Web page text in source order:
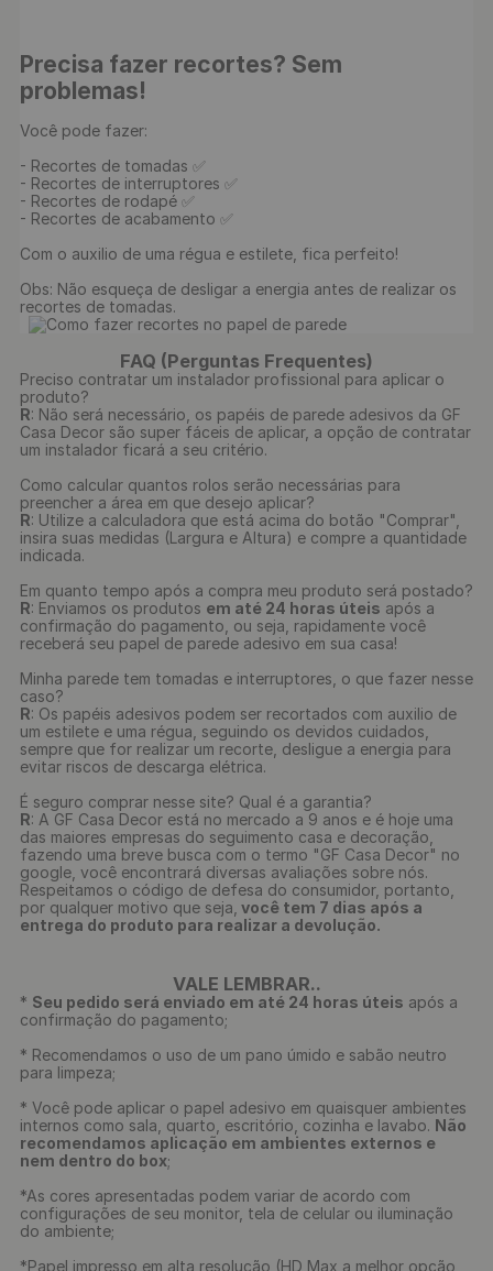
Precisa fazer recortes? Sem
problemas!
Você pode fazer:
- Recortes de tomadas ✅
- Recortes de interruptores ✅
- Recortes de rodapé ✅
- Recortes de acabamento ✅
Com o auxilio de uma régua e estilete, fica perfeito!
Obs: Não esqueça de desligar a energia antes de realizar os
recortes de tomadas.
FAQ (Perguntas Frequentes)
Preciso contratar um instalador profissional para aplicar o
produto?
R: Não será necessário, os papéis de parede adesivos da GF
Casa Decor são super fáceis de aplicar, a opção de contratar
um instalador ficará a seu critério.
Como calcular quantos rolos serão necessárias para
preencher a área em que desejo aplicar?
R: Utilize a calculadora que está acima do botão "Comprar",
insira suas medidas (Largura e Altura) e compre a quantidade
indicada.
Em quanto tempo após a compra meu produto será postado?
R: Enviamos os produtos em até 24 horas úteis após a
confirmação do pagamento, ou seja, rapidamente você
receberá seu papel de parede adesivo em sua casa!
Minha parede tem tomadas e interruptores, o que fazer nesse
caso?
R: Os papéis adesivos podem ser recortados com auxilio de
um estilete e uma régua, seguindo os devidos cuidados,
sempre que for realizar um recorte, desligue a energia para
evitar riscos de descarga elétrica.
É seguro comprar nesse site? Qual é a garantia?
R: A GF Casa Decor está no mercado a 9 anos e é hoje uma
das maiores empresas do seguimento casa e decoração,
fazendo uma breve busca com o termo "GF Casa Decor" no
google, você encontrará diversas avaliações sobre nós.
Respeitamos o código de defesa do consumidor, portanto,
por qualquer motivo que seja, você tem 7 dias após a
entrega do produto para realizar a devolução.
VALE LEMBRAR..
* Seu pedido será enviado em até 24 horas úteis após a
confirmação do pagamento;
* Recomendamos o uso de um pano úmido e sabão neutro
para limpeza;
* Você pode aplicar o papel adesivo em quaisquer ambientes
internos como sala, quarto, escritório, cozinha e lavabo. Não
recomendamos aplicação em ambientes externos e
nem dentro do box;
*As cores apresentadas podem variar de acordo com
configurações de seu monitor, tela de celular ou iluminação
do ambiente;
*Papel impresso em alta resolução (HD Max a melhor opção